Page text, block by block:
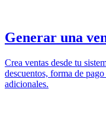
Generar una
Crea ventas desde tu
descuentos, forma de
adicionales.